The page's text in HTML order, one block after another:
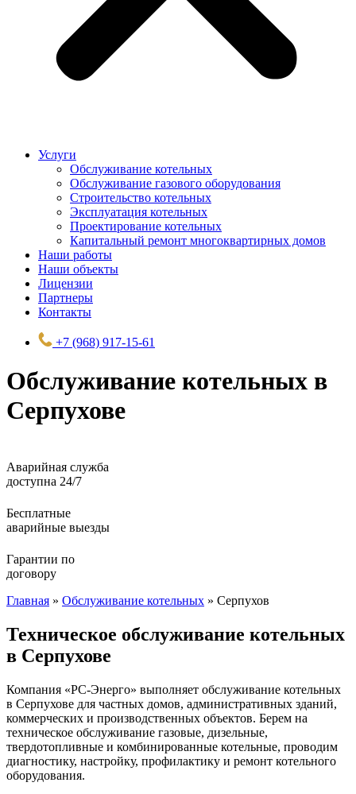
Услуги
Обслуживание котельных
Обслуживание газового оборудования
Строительство котельных
Эксплуатация котельных
Проектирование котельных
Капитальный ремонт многоквартирных домов
Наши работы
Наши объекты
Лицензии
Партнеры
Контакты
+7 (968) 917-15-61
Обслуживание котельных в
Серпухове
Аварийная служба
доступна 24/7
Бесплатные
аварийные выезды
Гарантии по
договору
Главная » Обслуживание котельных » Серпухов
Техническое обслуживание котельных
в Серпухове
Компания «РС-Энерго» выполняет обслуживание котельных
в Серпухове для частных домов, административных зданий,
коммерческих и производственных объектов. Берем на
техническое обслуживание газовые, дизельные,
твердотопливные и комбинированные котельные, проводим
диагностику, настройку, профилактику и ремонт котельного
оборудования.